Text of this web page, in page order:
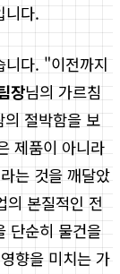
니다.
니다. "이전까지
장님의 가르침
절박함을 보
제품이 아니라
는 것을 깨달았
본질적인 전
단순히 물건을
향을 미치는 가